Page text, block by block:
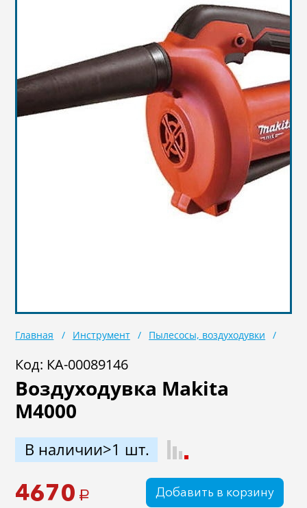
Иномарки
Крепеж колесный
Мототехника
Садовая техника
Инструмент
Лодки и моторы
Активный отдых
Электроинструмент
Главная Инструмент Пылесосы, воздуходувки
Код: КА-00089146
Воздуходувка Makita
M4000
В наличии>1 шт.
4670 a Добавить в корзину